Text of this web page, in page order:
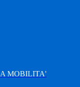
MOBILITA'